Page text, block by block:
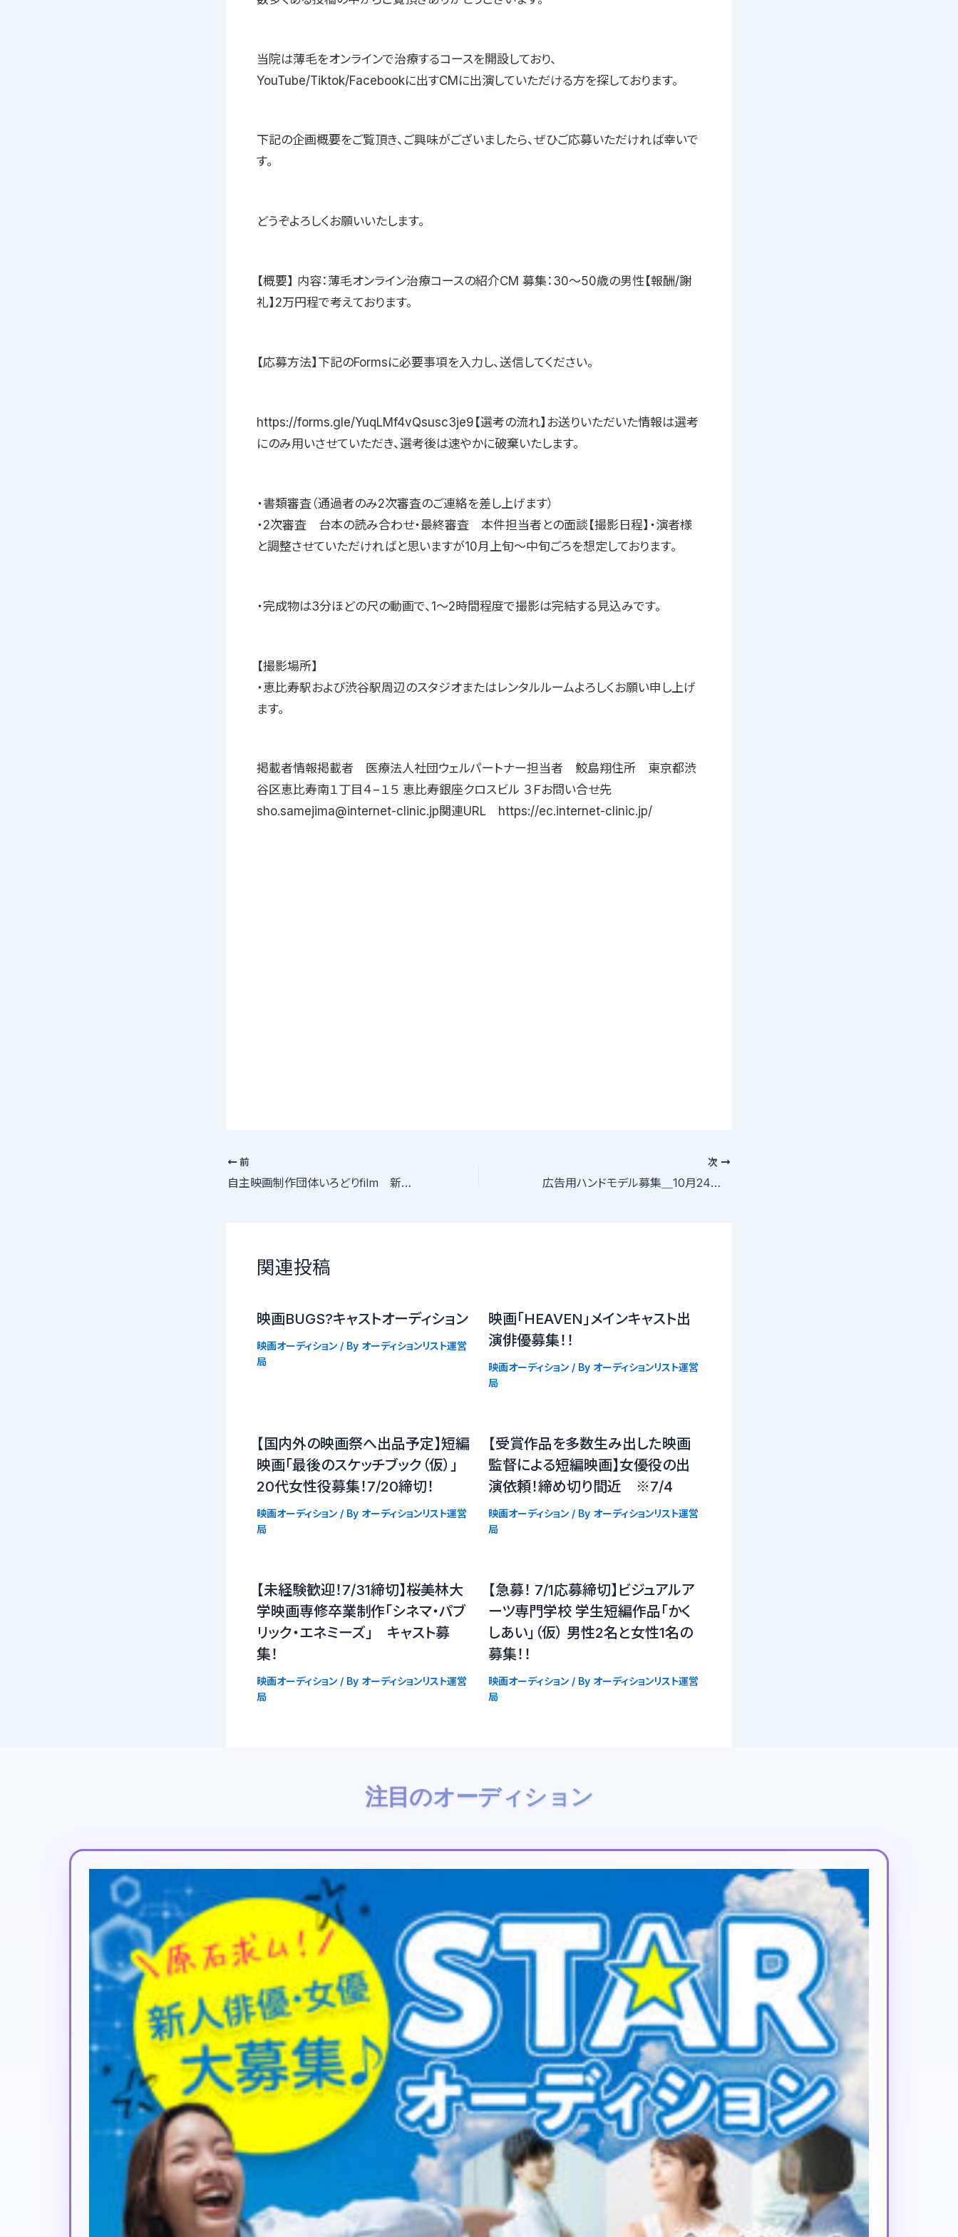
当院は薄毛をオンラインで治療するコースを開設しており、
YouTube/Tiktok/Facebookに出すCMに出演していただける方を探しております。
下記の企画概要をご覧頂き、ご興味がございましたら、ぜひご応募いただければ幸いで
す。
どうぞよろしくお願いいたします。
【概要】 内容：薄毛オンライン治療コースの紹介CM 募集：30〜50歳の男性【報酬/謝
礼】2万円程で考えております。
【応募方法】下記のFormsに必要事項を入力し、送信してください。
https://forms.gle/YuqLMf4vQsusc3je9【選考の流れ】お送りいただいた情報は選考
にのみ用いさせていただき、選考後は速やかに破棄いたします。
・書類審査（通過者のみ2次審査のご連絡を差し上げます）
・2次審査 台本の読み合わせ・最終審査 本件担当者との面談【撮影日程】・演者様
と調整させていただければと思いますが10月上旬〜中旬ごろを想定しております。
・完成物は3分ほどの尺の動画で、1〜2時間程度で撮影は完結する見込みです。
【撮影場所】
・恵比寿駅および渋谷駅周辺のスタジオまたはレンタルルームよろしくお願い申し上げ
ます。
掲載者情報掲載者 医療法人社団ウェルパートナー担当者 鮫島翔住所 東京都渋
谷区恵比寿南１丁目４−１５ 恵比寿銀座クロスビル ３Ｆお問い合せ先
sho.samejima@internet-clinic.jp関連URL https://ec.internet-clinic.jp/
前
自主映画制作団体いろどりfilm 新規メンバー募集(キャスト・脚本家・カメラマン・編集・照明・音声・作曲家)
次
広告用ハンドモデル募集＿10月24日都内撮影「報酬あり」
関連投稿
映画BUGS?キャストオーディション
映画オーディション/ By オーディションリスト運営
局
映画「HEAVEN」メインキャスト出
演俳優募集！！
映画オーディション/ By オーディションリスト運営
局
【国内外の映画祭へ出品予定】短編
映画「最後のスケッチブック（仮）」
20代女性役募集！7/20締切！
映画オーディション/ By オーディションリスト運営
局
【受賞作品を多数生み出した映画
監督による短編映画】女優役の出
演依頼！締め切り間近 ※7/4
映画オーディション/ By オーディションリスト運営
局
【未経験歓迎！7/31締切】桜美林大
学映画専修卒業制作「シネマ・パブ
リック・エネミーズ」 キャスト募
集！
映画オーディション/ By オーディションリスト運営
局
【急募！ 7/1応募締切】ビジュアルア
ーツ専門学校 学生短編作品「かく
しあい」（仮） 男性2名と女性1名の
募集！！
映画オーディション/ By オーディションリスト運営
局
注目のオーディション